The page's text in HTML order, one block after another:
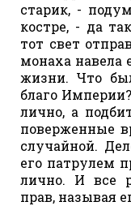
старик, -
костре, - да
тот свет
монаха навела
жизни. Что
благо
лично, а
поверженные
случайной.
его патрулем
лично. И все
прав, называя